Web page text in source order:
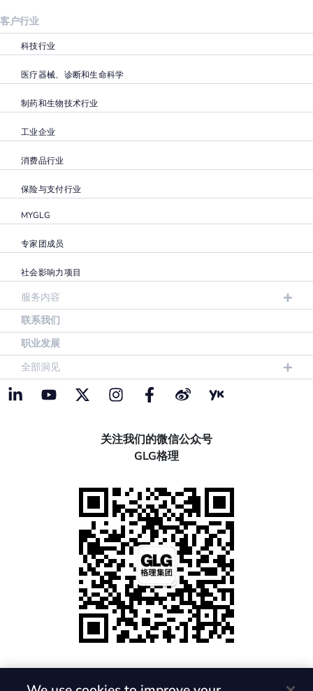
客户行业
科技行业
医疗器械、诊断和生命科学
制药和生物技术行业
工业企业
消费品行业
保险与支付行业
MYGLG
专家团成员
社会影响力项目
服务内容
联系我们
职业发展
全部洞见
关注我们的微信公众号
GLG格理